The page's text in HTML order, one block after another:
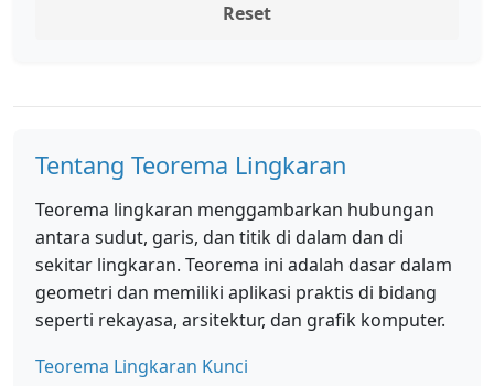
Reset
Tentang Teorema Lingkaran
Teorema lingkaran menggambarkan hubungan
antara sudut, garis, dan titik di dalam dan di
sekitar lingkaran. Teorema ini adalah dasar dalam
geometri dan memiliki aplikasi praktis di bidang
seperti rekayasa, arsitektur, dan grafik komputer.
Teorema Lingkaran Kunci